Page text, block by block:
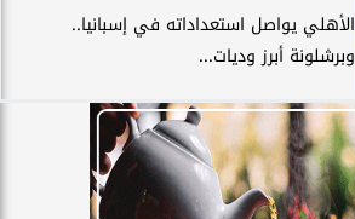
الأهلي يواصل استعداداته في إسبانيا..
وبرشلونة أبرز وديات...